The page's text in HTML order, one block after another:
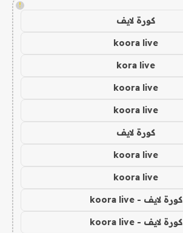
!
كورة لايف
koora live
kora live
koora live
koora live
كورة لايف
koora live
koora live
كورة لايف - koora live
كورة لايف - koora live